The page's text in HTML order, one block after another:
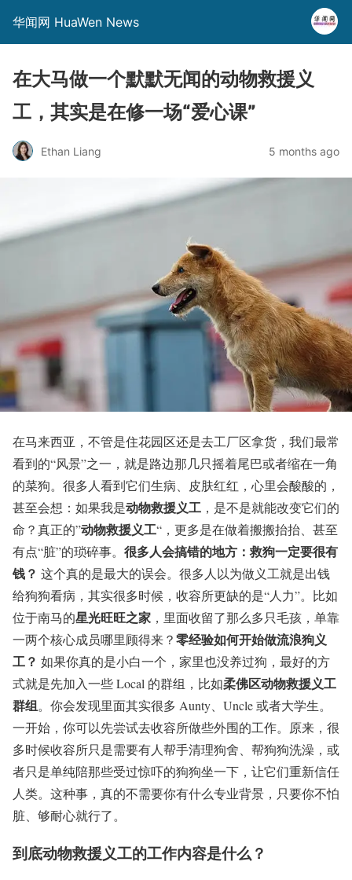
华闻网 HuaWen News
在大马做一个默默无闻的动物救援义
工，其实是在修一场“爱心课”
Ethan Liang 5 months ago
在马来西亚，不管是住花园区还是去工厂区拿货，我们最常
看到的“风景”之一，就是路边那几只摇着尾巴或者缩在一角
的菜狗。很多人看到它们生病、皮肤红红，心里会酸酸的，
甚至会想：如果我是动物救援义工 ，是不是就能改变它们的
命？真正的”动物救援义工“，更多是在做着搬搬抬抬、甚至
有点“脏”的琐碎事。 很多人会搞错的地方：救狗一定要很有
钱？ 这个真的是最大的误会。很多人以为做义工就是出钱
给狗狗看病，其实很多时候，收容所更缺的是“人力”。比如
位于南马的星光旺旺之家 ，里面收留了那么多只毛孩，单靠
一两个核心成员哪里顾得来？零经验如何开始做流浪狗义
工？ 如果你真的是小白一个，家里也没养过狗，最好的方
式就是先加入一些 Local 的群组，比如柔佛区动物救援义工
群组。你会发现里面其实很多 Aunty、Uncle 或者大学生。
一开始，你可以先尝试去收容所做些外围的工作。原来，很
多时候收容所只是需要有人帮手清理狗舍、帮狗狗洗澡，或
者只是单纯陪那些受过惊吓的狗狗坐一下，让它们重新信任
人类。这种事，真的不需要你有什么专业背景，只要你不怕
脏、够耐心就行了。
到底动物救援义工的工作内容是什么？